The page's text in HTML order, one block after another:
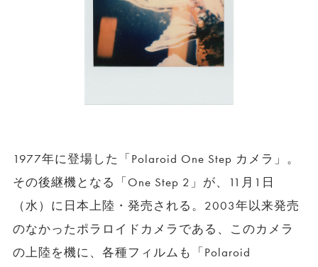
1977年に登場した「Polaroid One Step カメラ」。
その後継機となる「One Step 2」が、11月1日
（水）に日本上陸・発売される。2003年以来発売
のなかったポラロイドカメラである、このカメラ
の上陸を機に、各種フィルムも「Polaroid